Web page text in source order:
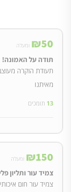
₪50 ומעלה
תודה על האמונה!
תעודת הוקרה
מאיתנו
13 תומכים
₪150 ומעלה
צמיד עור ותליון
צמיד עור חום